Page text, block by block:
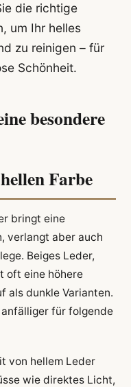
die richtige
um Ihr helles
zu reinigen – für
Schönheit.
besondere
Farbe
bringt eine
verlangt aber auch
Beiges Leder,
oft eine höhere
als dunkle Varianten.
für folgende
von hellem Leder
wie direktes Licht,